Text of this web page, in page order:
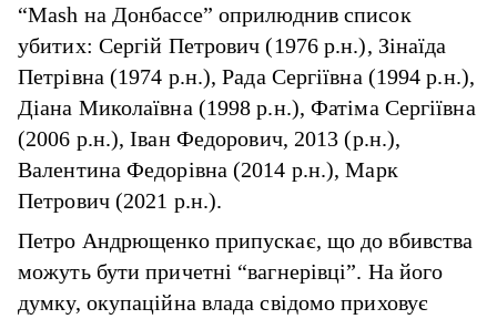
“Mash на Донбассе” оприлюднив список
убитих: Сергій Петрович (1976 р.н.), Зінаїда
Петрівна (1974 р.н.), Рада Сергіївна (1994 р.н.),
Діана Миколаївна (1998 р.н.), Фатіма Сергіївна
(2006 р.н.), Іван Федорович, 2013 (р.н.),
Валентина Федорівна (2014 р.н.), Марк
Петрович (2021 р.н.).
Петро Андрющенко припускає, що до вбивства
можуть бути причетні “вагнерівці”. На його
думку, окупаційна влада свідомо приховує